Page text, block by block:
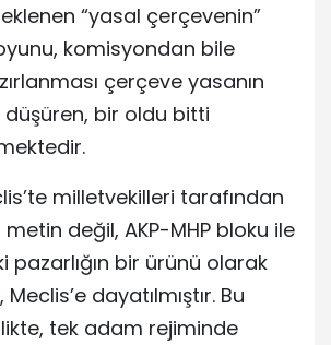
“yasal çerçevenin”
komisyondan bile
çerçeve yasanın
bir oldu bitti
milletvekilleri tarafından
değil, AKP-MHP bloku ile
pazarlığın bir ürünü olarak
dayatılmıştır. Bu
tek adam rejiminde